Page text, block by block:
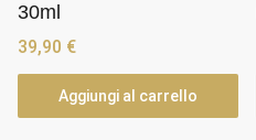
30ml
39,90 €
Aggiungi al carrello